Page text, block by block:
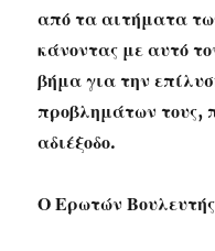
από τα αιτήματα
κάνοντας με αυτό
βήμα για την
προβλημάτων τους,
αδιέξοδο.
Ο Ερωτών Βουλευτής